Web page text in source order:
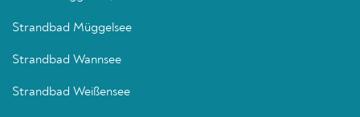
Strandbad Müggelsee
Strandbad Wannsee
Strandbad Weißensee